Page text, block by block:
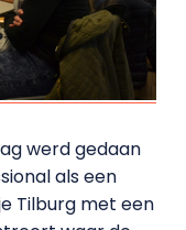
werd gedaan
als een
Tilburg met een